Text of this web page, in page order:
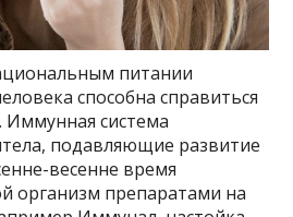
питании
способна справиться
система
подавляющие развитие
весенне время
организм препаратами на